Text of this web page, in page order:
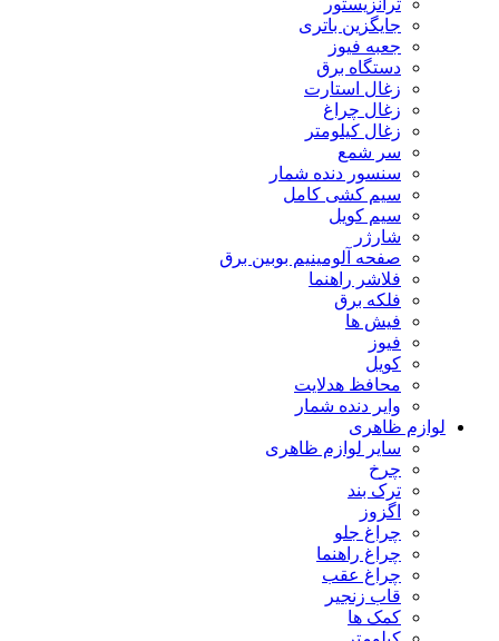
ترانزیستور
جایگزین باتری
جعبه فیوز
دستگاه برق
زغال استارت
زغال چراغ
زغال کیلومتر
سر شمع
سنسور دنده شمار
سیم کشی کامل
سیم کویل
شارژر
صفحه آلومینیم بوبین برق
فلاشر راهنما
فلکه برق
فیش ها
فیوز
کویل
محافظ هدلایت
وایر دنده شمار
لوازم ظاهری
سایر لوازم ظاهری
چرخ
ترک بند
اگزوز
چراغ جلو
چراغ راهنما
چراغ عقب
قاب زنجیر
کمک ها